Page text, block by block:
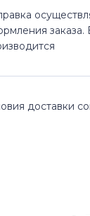
заказа.
доставки